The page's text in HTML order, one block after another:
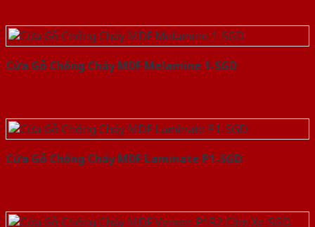
Cửa Gỗ Chống Cháy MDF Melamine 1-SGD
Cửa Gỗ Chống Cháy MDF Laminate P1-SGD